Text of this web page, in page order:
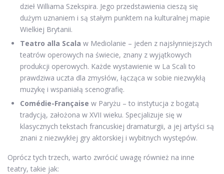
dzieł Williama Szekspira. Jego przedstawienia cieszą się
dużym uznaniem i są stałym punktem na kulturalnej mapie
Wielkiej Brytanii.
Teatro alla Scala w Mediolanie – jeden z najsłynniejszych
teatrów operowych na świecie, znany z wyjątkowych
produkcji operowych. Każde wystawienie w La Scali to
prawdziwa uczta dla zmysłów, łącząca w sobie niezwykłą
muzykę i wspaniałą scenografię.
Comédie-Française w Paryżu – to instytucja z bogatą
tradycją, założona w XVII wieku. Specjalizuje się w
klasycznych tekstach francuskiej dramaturgii, a jej artyści są
znani z niezwykłej gry aktorskiej i wybitnych występów.
Oprócz tych trzech, warto zwrócić uwagę również na inne
teatry, takie jak: